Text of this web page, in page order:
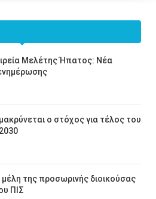
Μελέτης Ήπατος: Νέα
ο στόχος για τέλος του
μέλη της προσωρινής διοικούσας
ΠΙΣ